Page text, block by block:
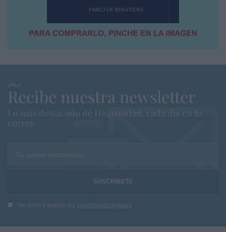
Recibe nuestra newsletter
Lo más destacado de Hispanidad, cada dia en tu
correo
Tu correo electrónico...
He leído y acepto las condiciones legales